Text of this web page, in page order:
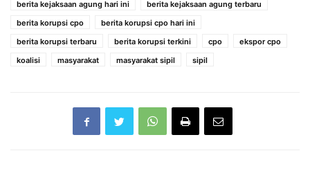
berita kejaksaan agung hari ini
berita kejaksaan agung terbaru
berita korupsi cpo
berita korupsi cpo hari ini
berita korupsi terbaru
berita korupsi terkini cpo
ekspor cpo
koalisi
masyarakat masyarakat sipil sipil